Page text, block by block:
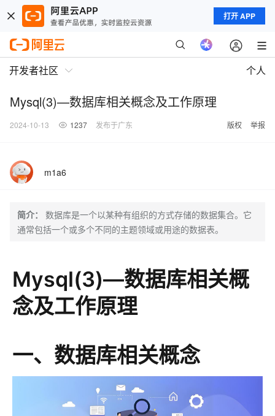
打开 APP
开发者社区 个人
Mysql(3)—数据库相关概念及工作原理
2024-10-13 1237 发布于广东 版权 举报
m1a6
简介：
数据库是一个以某种有组织的方式存储的数据集合。它
通常包括一个或多个不同的主题领域或用途的数据表。
Mysql(3)—数据库相关概
念及工作原理
一、数据库相关概念